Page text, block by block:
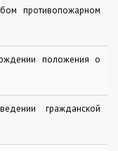
противопожарном
положения о
гражданской